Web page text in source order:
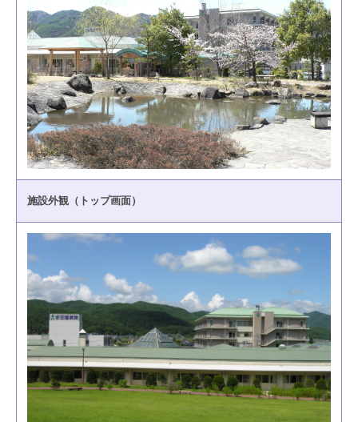
施設外観（トップ画面）